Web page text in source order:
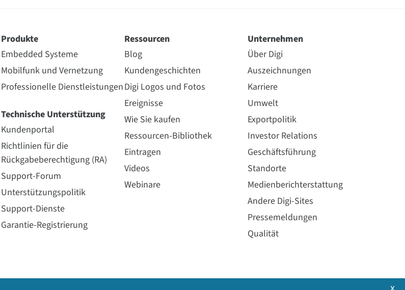
Produkte
Embedded Systeme
Mobilfunk und Vernetzung
Professionelle Dienstleistungen
Technische Unterstützung
Kundenportal
Richtlinien für die
Rückgabeberechtigung (RA)
Support-Forum
Unterstützungspolitik
Support-Dienste
Garantie-Registrierung
Ressourcen
Blog
Kundengeschichten
Digi Logos und Fotos
Ereignisse
Wie Sie kaufen
Ressourcen-Bibliothek
Eintragen
Videos
Webinare
Unternehmen
Über Digi
Auszeichnungen
Karriere
Umwelt
Exportpolitik
Investor Relations
Geschäftsführung
Standorte
Medienberichterstattung
Andere Digi-Sites
Pressemeldungen
Qualität